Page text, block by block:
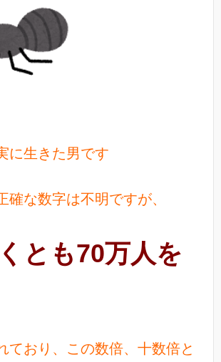
に生きた男です
確な数字は不明ですが、
とも70万人を
ており、この数倍、十数倍と